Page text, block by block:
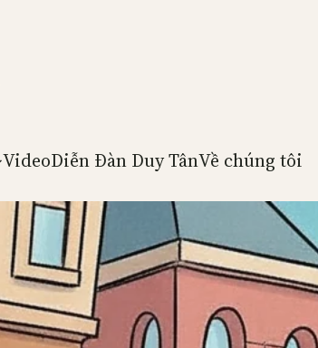
VideoDiễn Đàn Duy TânVề chúng tôi